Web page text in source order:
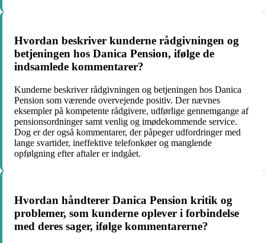
Hvordan beskriver kunderne rådgivningen og
betjeningen hos Danica Pension, ifølge de
indsamlede kommentarer?
Kunderne beskriver rådgivningen og betjeningen hos Danica
Pension som værende overvejende positiv. Der nævnes
eksempler på kompetente rådgivere, udførlige gennemgange af
pensionsordninger samt venlig og imødekommende service.
Dog er der også kommentarer, der påpeger udfordringer med
lange svartider, ineffektive telefonkøer og manglende
opfølgning efter aftaler er indgået.
Hvordan håndterer Danica Pension kritik og
problemer, som kunderne oplever i forbindelse
med deres sager, ifølge kommentarerne?